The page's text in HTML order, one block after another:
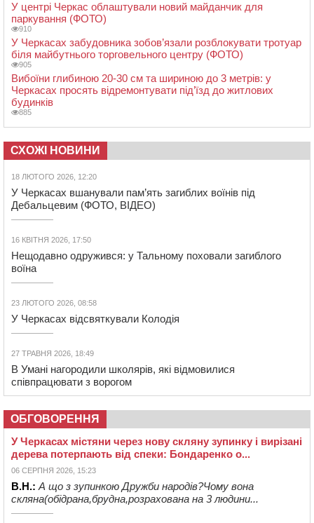
У центрі Черкас облаштували новий майданчик для
паркування (ФОТО)
910
У Черкасах забудовника зобов’язали розблокувати тротуар
біля майбутнього торговельного центру (ФОТО)
905
Вибоїни глибиною 20-30 см та шириною до 3 метрів: у
Черкасах просять відремонтувати під’їзд до житлових
будинків
885
СХОЖІ НОВИНИ
18 ЛЮТОГО 2026, 12:20
У Черкасах вшанували пам’ять загиблих воїнів під
Дебальцевим (ФОТО, ВІДЕО)
16 КВІТНЯ 2026, 17:50
Нещодавно одружився: у Тальному поховали загиблого
воїна
23 ЛЮТОГО 2026, 08:58
У Черкасах відсвяткували Колодія
27 ТРАВНЯ 2026, 18:49
В Умані нагородили школярів, які відмовилися
співпрацювати з ворогом
ОБГОВОРЕННЯ
У Черкасах містяни через нову скляну зупинку і вирізані
дерева потерпають від спеки: Бондаренко о...
06 СЕРПНЯ 2026, 15:23
В.Н.: А що з зупинкою Дружби народів?Чому вона
скляна(обідрана,брудна,розрахована на 3 людини...